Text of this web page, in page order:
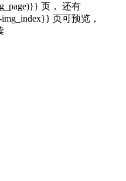
页， 还有
页可预览，